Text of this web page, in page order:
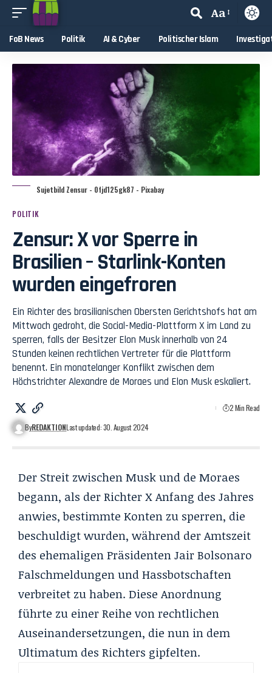
Aa
FoB News Politik AI & Cyber Politischer Islam
Sujetbild Zensur - 0fjd125gk87 - Pixabay
POLITIK
Zensur: X vor Sperre in
Brasilien – Starlink-Konten
wurden eingefroren
Ein Richter des brasilianischen Obersten Gerichtshofs hat am
Mittwoch gedroht, die Social-Media-Plattform X im Land zu
sperren, falls der Besitzer Elon Musk innerhalb von 24
Stunden keinen rechtlichen Vertreter für die Plattform
benennt. Ein monatelanger Konflikt zwischen dem
Höchstrichter Alexandre de Moraes und Elon Musk eskaliert.
ByREDAKTIONLast updated: 30. August 2024
2 Min Read
Der Streit zwischen Musk und de Moraes
begann, als der Richter X Anfang des Jahres
anwies, bestimmte Konten zu sperren, die
beschuldigt wurden, während der Amtszeit
des ehemaligen Präsidenten Jair Bolsonaro
Falschmeldungen und Hassbotschaften
verbreitet zu haben. Diese Anordnung
führte zu einer Reihe von rechtlichen
Auseinandersetzungen, die nun in dem
Ultimatum des Richters gipfelten.